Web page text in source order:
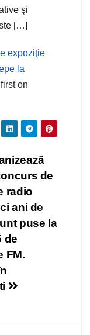
şi
[…]
expoziţie
la
on
de
radio
ani de
puse la
de
FM.